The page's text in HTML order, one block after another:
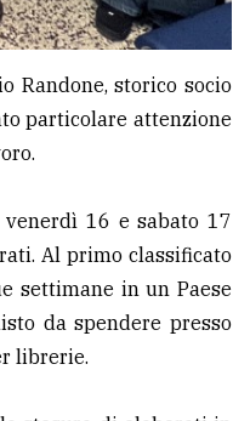
Randone, storico socio
particolare attenzione
16 e sabato 17
Al primo classificato
settimane in un Paese
da spendere presso
librerie.